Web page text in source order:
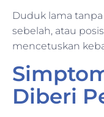
Duduk lama
sebelah, atau
mencetuskan
Diberi